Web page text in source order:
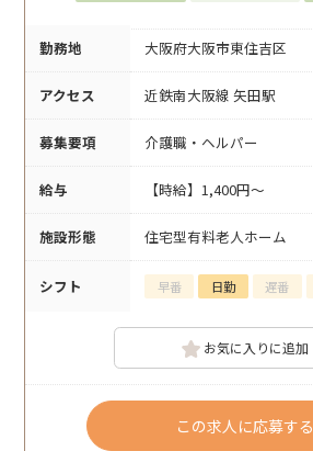
勤務地 大阪府大阪市東住吉区
アクセス 近鉄南大阪線 矢田駅
募集要項 介護職・ヘルパー
給与 【時給】1,400円～
施設形態 住宅型有料老人ホーム
シフト 早番 日勤 遅番
お気に入りに追加
この求人に応募する